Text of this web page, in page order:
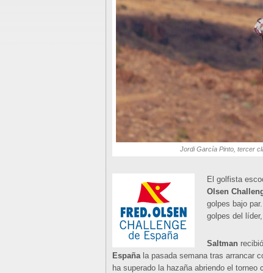
Jordi García Pinto, tercer
El golfista
Olsen
golpes bajo
golpes del
Saltman
Españala pasada semana tras arrancar
ha superado la hazaña abriendo el